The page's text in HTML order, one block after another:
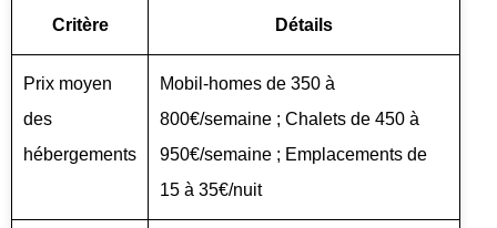
Critère Détails
Prix moyen
des
hébergements
Mobil-homes de 350 à
800€/semaine ; Chalets de 450 à
950€/semaine ; Emplacements de
15 à 35€/nuit